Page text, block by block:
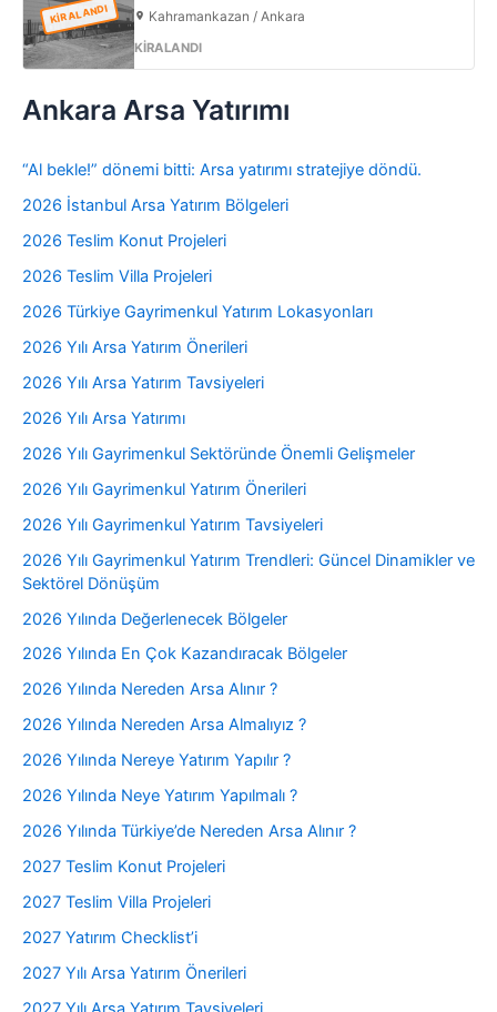
KİRALANDI Kahramankazan / Ankara
KİRALANDI
Ankara Arsa Yatırımı
“Al bekle!” dönemi bitti: Arsa yatırımı stratejiye döndü.
2026 İstanbul Arsa Yatırım Bölgeleri
2026 Teslim Konut Projeleri
2026 Teslim Villa Projeleri
2026 Türkiye Gayrimenkul Yatırım Lokasyonları
2026 Yılı Arsa Yatırım Önerileri
2026 Yılı Arsa Yatırım Tavsiyeleri
2026 Yılı Arsa Yatırımı
2026 Yılı Gayrimenkul Sektöründe Önemli Gelişmeler
2026 Yılı Gayrimenkul Yatırım Önerileri
2026 Yılı Gayrimenkul Yatırım Tavsiyeleri
2026 Yılı Gayrimenkul Yatırım Trendleri: Güncel Dinamikler ve
Sektörel Dönüşüm
2026 Yılında Değerlenecek Bölgeler
2026 Yılında En Çok Kazandıracak Bölgeler
2026 Yılında Nereden Arsa Alınır ?
2026 Yılında Nereden Arsa Almalıyız ?
2026 Yılında Nereye Yatırım Yapılır ?
2026 Yılında Neye Yatırım Yapılmalı ?
2026 Yılında Türkiye’de Nereden Arsa Alınır ?
2027 Teslim Konut Projeleri
2027 Teslim Villa Projeleri
2027 Yatırım Checklist’i
2027 Yılı Arsa Yatırım Önerileri